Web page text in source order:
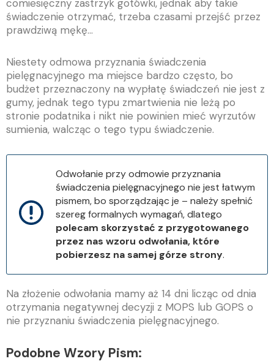
comiesięczny zastrzyk gotówki, jednak aby takie
świadczenie otrzymać, trzeba czasami przejść przez
prawdziwą mękę…
Niestety odmowa przyznania świadczenia
pielęgnacyjnego ma miejsce bardzo często, bo
budżet przeznaczony na wypłatę świadczeń nie jest z
gumy, jednak tego typu zmartwienia nie leżą po
stronie podatnika i nikt nie powinien mieć wyrzutów
sumienia, walcząc o tego typu świadczenie.
Odwołanie przy odmowie przyznania
świadczenia pielęgnacyjnego nie jest łatwym
pismem, bo sporządzając je – należy spełnić
szereg formalnych wymagań, dlatego
polecam skorzystać z przygotowanego
przez nas wzoru odwołania, które
pobierzesz na samej górze strony.
Na złożenie odwołania mamy aż 14 dni licząc od dnia
otrzymania negatywnej decyzji z MOPS lub GOPS o
nie przyznaniu świadczenia pielęgnacyjnego.
Podobne Wzory Pism: